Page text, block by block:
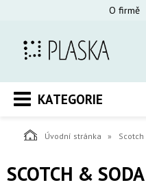
O firmě
KATEGORIE
Úvodní stránka
SCOTCH & SODA